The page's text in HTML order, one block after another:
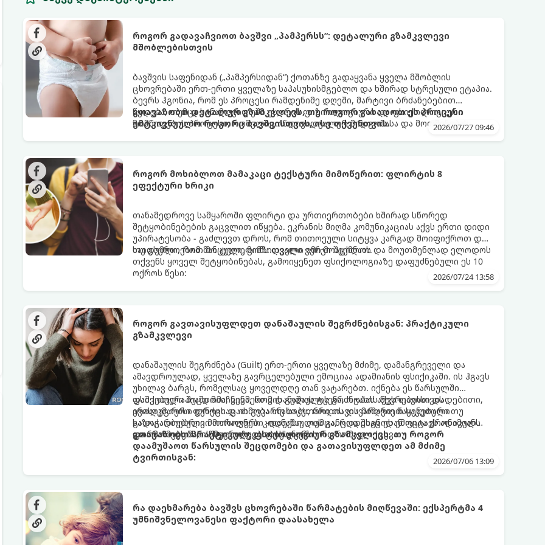
როგორ გადავაჩვიოთ ბავშვი „პამპერსს“: დეტალური გზამკვლევი
მშობლებისთვის
ბავშვის საფენიდან („პამპერსიდან“) ქოთანზე გადაყვანა ყველა მშობლის
ცხოვრებაში ერთ-ერთი ყველაზე საპასუხისმგებლო და ხშირად სტრესული ეტაპია.
ბევრს ჰგონია, რომ ეს პროცესი რამდენიმე დღეში, მარტივი ბრძანებებით
წყდება, თუმცა სინამდვილეში ეს არის ფიზიოლოგიური და ფსიქოლოგიური
მომწიფების პროცესი, რომელიც ინდივიდუალურ მიდგომასა და მოთმინებას
გთავაზობთ დეტალურ გზამკვლევს, თუ როგორ გახადოთ ეს პროცესი
უმტკივნეულო როგორც ბავშვისთვის, ისე თქვენთვის.
2026/07/27 09:46
როგორ მოხიბლოთ მამაკაცი ტექსტური მიმოწერით: ფლირტის 8
ეფექტური ხრიკი
თანამედროვე სამყაროში ფლირტი და ურთიერთობები ხშირად სწორედ
შეტყობინებების გაცვლით იწყება. ეკრანის მიღმა კომუნიკაციას აქვს ერთი დიდი
უპირატესობა - გაძლევთ დროს, რომ თითოეული სიტყვა კარგად მოიფიქროთ და
საიდუმლოებით მოცული, მიმზიდველი იმიჯი შექმნათ.
თუ გსურთ, რომ მან ტელეფონს თვალი ვერ მოაცილოს და მოუთმენლად ელოდოს
თქვენს ყოველ შეტყობინებას, გამოიყენეთ ფსიქოლოგიაზე დაფუძნებული ეს 10
ოქროს წესი:
2026/07/24 13:58
როგორ გავთავისუფლდეთ დანაშაულის შეგრძნებისგან: პრაქტიკული
გზამკვლევი
დანაშაულის შეგრძნება (Guilt) ერთ-ერთი ყველაზე მძიმე, დამანგრეველი და
ამავდროულად, ყველაზე გავრცელებული ემოციაა ადამიანის ფსიქიკაში. ის ჰგავს
უხილავ ბარგს, რომელსაც ყოველდღე თან ვატარებთ. იქნება ეს წარსულში
დაშვებული შეცდომა, ვინმესთვის გულის ტკენა, ოჯახის წევრებისთვის
არასაკმარისი დროის დათმობა თუ საკუთარი თავის მიმართ წაყენებული
გადაჭარბებული მოთხოვნები -დანაშაულის განცდა შიგნიდან ფიტავს ადამიანს
და ართმევს მას აწმყოთი ტკბობის უნარს.
ფსიქოთერაპიაში მიიჩნევა, რომ დანაშაულის გრძნობას აქვს თავისი დადებითი,
ევოლუციური ფუნქციაც ის გვკარნახობს, როდის დავარღვიეთ საკუთარი თუ
საზოგადოებრივი მორალური კოდექსი. თუმცა, როდესაც ეს ემოცია ქრონიკულ
ფორმას იღებს, ის ნევროზულ, ტოქსიკურ სინდრომად იქცევა.
გთავაზობთ პრაქტიკულ, ფსიქოლოგიურ გზამკვლევს, თუ როგორ
დაამუშაოთ წარსულის შეცდომები და გათავისუფლდეთ ამ მძიმე
ტვირთისგან:
2026/07/06 13:09
რა დაეხმარება ბავშვს ცხოვრებაში წარმატების მიღწევაში: ექსპერტმა 4
უმნიშვნელოვანესი ფაქტორი დაასახელა